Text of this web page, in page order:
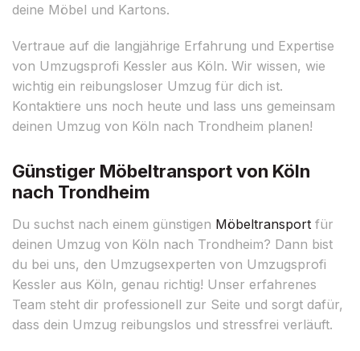
deine Möbel und Kartons.
Vertraue auf die langjährige Erfahrung und Expertise
von Umzugsprofi Kessler aus Köln. Wir wissen, wie
wichtig ein reibungsloser Umzug für dich ist.
Kontaktiere uns noch heute und lass uns gemeinsam
deinen Umzug von Köln nach Trondheim planen!
Günstiger Möbeltransport von Köln
nach Trondheim
Du suchst nach einem günstigen Möbeltransport für
deinen Umzug von Köln nach Trondheim? Dann bist
du bei uns, den Umzugsexperten von Umzugsprofi
Kessler aus Köln, genau richtig! Unser erfahrenes
Team steht dir professionell zur Seite und sorgt dafür,
dass dein Umzug reibungslos und stressfrei verläuft.